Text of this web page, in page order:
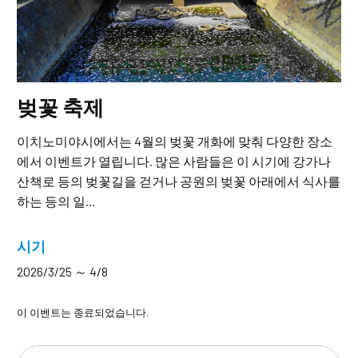
벚꽃 축제
이치노미야시에서는 4월의 벚꽃 개화에 맞춰 다양한 장소
에서 이벤트가 열립니다. 많은 사람들은 이 시기에 강가나
산책로 등의 벚꽃길을 걷거나 공원의 벚꽃 아래에서 식사를
하는 등의 일...
시기
2026/3/25 ～ 4/8
이 이벤트는 종료되었습니다.